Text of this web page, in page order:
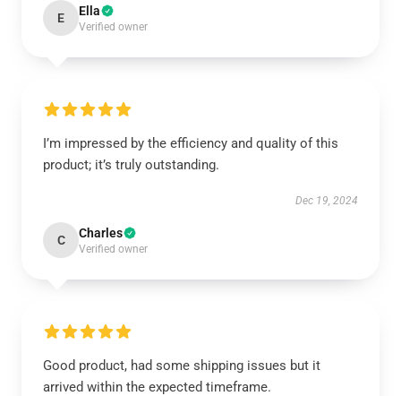
E Ella
Verified owner
I’m impressed by the efficiency and quality of this
product; it’s truly outstanding.
Dec 19, 2024
C Charles
Verified owner
Good product, had some shipping issues but it
arrived within the expected timeframe.